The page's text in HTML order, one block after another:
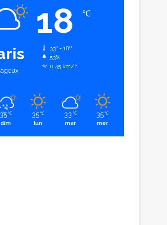
18 ℃
33º - 18º
53%
0.45 km/h
35 ℃
dim
35 ℃
lun
33 ℃
mar
35 ℃
mer